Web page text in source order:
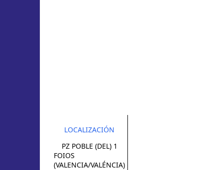
LOCALIZACIÓN
PZ POBLE (DEL) 1
FOIOS
(VALENCIA/VALÉNCIA)